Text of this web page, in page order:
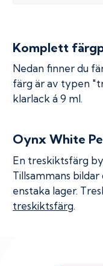
Komplett
Nedan finner du
färg är av typen
klarlack á 9 ml.
Oynx White
En treskiktsfärg
Tillsammans
enstaka lager.
treskiktsfärg.